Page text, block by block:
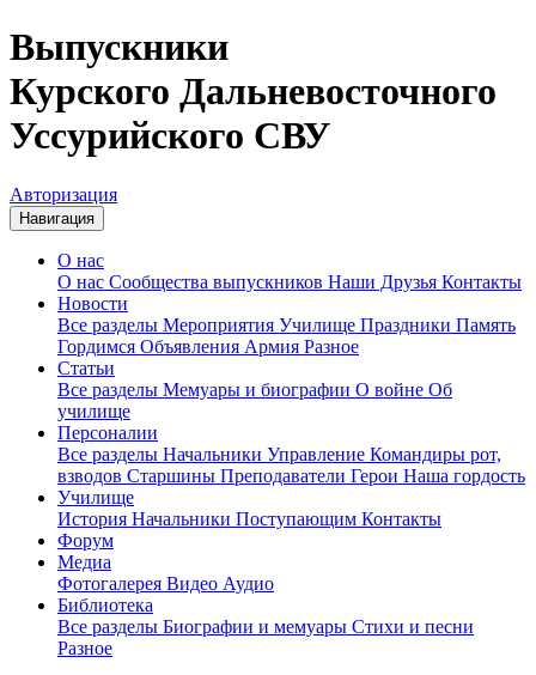
Выпускники
Курского Дальневосточного
Уссурийского СВУ
Авторизация
Навигация
О нас
О нас Сообщества выпускников Наши Друзья Контакты
Новости
Все разделы Мероприятия Училище Праздники Память
Гордимся Объявления Армия Разное
Статьи
Все разделы Мемуары и биографии О войне Об
училище
Персоналии
Все разделы Начальники Управление Командиры рот,
взводов Старшины Преподаватели Герои Наша гордость
Училище
История Начальники Поступающим Контакты
Форум
Медиа
Фотогалерея Видео Аудио
Библиотека
Все разделы Биографии и мемуары Стихи и песни
Разное